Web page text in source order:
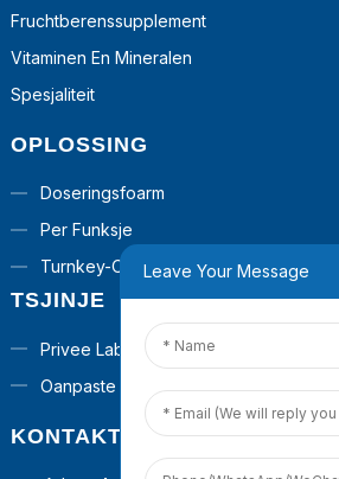
Fruchtberenssupplement
Vitaminen En Mineralen
Spesjaliteit
OPLOSSING
Doseringsfoarm
Per Funksje
Turnkey-Oplossingen
TSJINJE
Privee Label
Oanpaste Formule
KONTAKT MEI ÚS OPNIMME
Leave Your Message